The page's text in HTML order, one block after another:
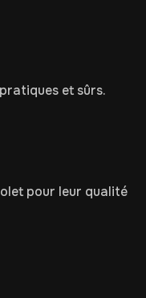
et sûrs.
pour leur qualité